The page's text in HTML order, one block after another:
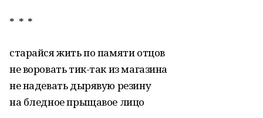
* * *
старайся жить по памяти отцов
не воровать тик-так из магазина
не надевать дырявую резину
на бледное прыщавое лицо